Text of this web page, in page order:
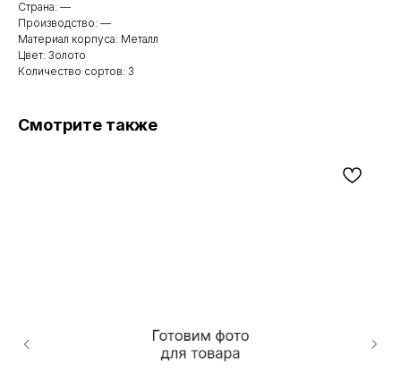
Страна: —
Производство: —
Материал корпуса: Металл
Цвет: Золото
Количество сортов: 3
Смотрите также